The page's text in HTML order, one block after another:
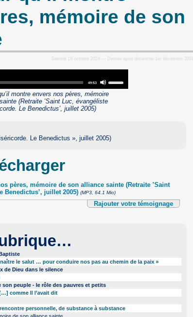
mémoire de son
Samedi 19 octobre 2024 — Dernier ajout dimanche 1er décembre 2024
Player
Total
duration
49:53
Arrow
keys
volume.
montre envers nos pères, mémoire
(Retraite ’Saint Luc, évangéliste
Le Benedictus’, juillet 2005)
Le Benedictus », juillet 2005)
pères, mémoire de son alliance sainte (Retraite ’Saint
Benedictus’, juillet 2005) (MP3, 64.1 Mio)
Rajouter votre témoignage
le salut … pour conduire nos pas au chemin de la paix »
de Dieu dans le silence
peuple - le rôle des pauvres et petits
comme Il l’avait dit
personnelle, de substance à substance